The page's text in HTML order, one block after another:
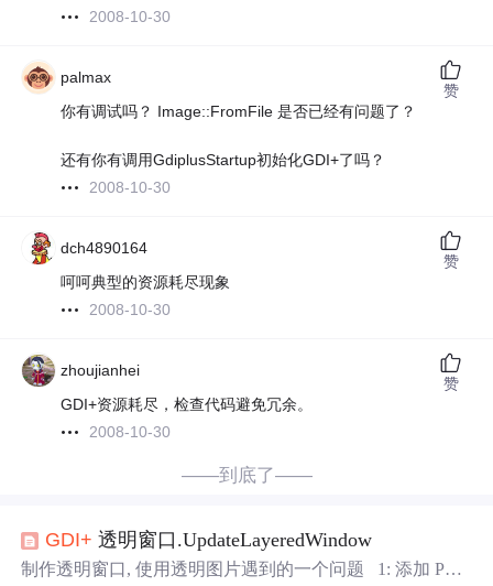
2008-10-30
palmax
你有调试吗？ Image::FromFile 是否已经有问题了？
还有你有调用GdiplusStartup初始化GDI+了吗？
2008-10-30
赞
dch4890164
呵呵典型的资源耗尽现象
2008-10-30
赞
zhoujianhei
GDI+资源耗尽，检查代码避免冗余。
2008-10-30
赞
——到底了——
GDI+ 透明窗口.UpdateLayeredWindow
制作透明窗口, 使用透明图片遇到的一个问题 1: 添加 PN